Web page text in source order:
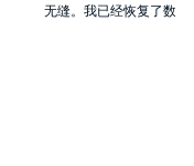
无缝。我已经恢复了数百